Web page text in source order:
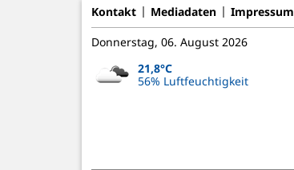
Kontakt Mediadaten Impressum
Donnerstag, 06. August 2026
21,8°C
56% Luftfeuchtigkeit